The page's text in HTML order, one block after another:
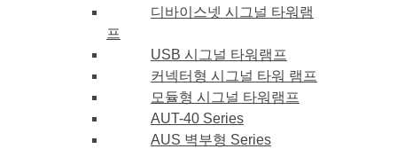
디바이스넷 시그널 타워램
프
USB 시그널 타워램프
커넥터형 시그널 타워 램프
모듈형 시그널 타워램프
AUT-40 Series
AUS 벽부형 Series